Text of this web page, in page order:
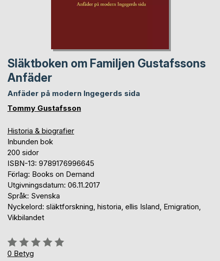
Släktboken om Familjen Gustafssons
Anfäder
Anfäder på modern Ingegerds sida
Tommy Gustafsson
Historia & biografier
Inbunden bok
200 sidor
ISBN-13: 9789176996645
Förlag: Books on Demand
Utgivningsdatum: 06.11.2017
Språk: Svenska
Nyckelord: släktforskning, historia, ellis Island, Emigration,
Vikbilandet
Betyg::
0%
0 Betyg